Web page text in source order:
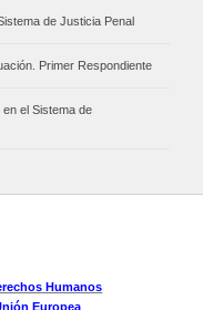
de Justicia Penal
Primer Respondiente
en el Sistema de
Humanos
Europea